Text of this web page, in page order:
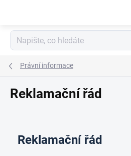
Právní informace
Reklamační řád
Reklamační řád